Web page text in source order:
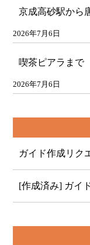
京成高砂駅から
2026年7月6日
喫茶ピアラまで
2026年7月6日
ガイド作成リク
[作成済み] ガイ